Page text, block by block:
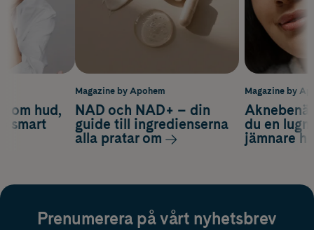
Magazine by
du en
jämnare
om hud,
smart
Magazine by Apohem
NAD och NAD+ – din
guide till ingredienserna
alla pratar om
Prenumerera på vårt nyhetsbrev